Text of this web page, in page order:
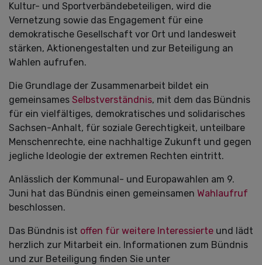
Kultur- und Sportverbändebeteiligen, wird die
Vernetzung sowie das Engagement für eine
demokratische Gesellschaft vor Ort und landesweit
stärken, Aktionengestalten und zur Beteiligung an
Wahlen aufrufen.
Die Grundlage der Zusammenarbeit bildet ein
gemeinsames Selbstverständnis, mit dem das Bündnis
für ein vielfältiges, demokratisches und solidarisches
Sachsen-Anhalt, für soziale Gerechtigkeit, unteilbare
Menschenrechte, eine nachhaltige Zukunft und gegen
jegliche Ideologie der extremen Rechten eintritt.
Anlässlich der Kommunal- und Europawahlen am 9.
Juni hat das Bündnis einen gemeinsamen Wahlaufruf
beschlossen.
Das Bündnis ist offen für weitere Interessierte und lädt
herzlich zur Mitarbeit ein. Informationen zum Bündnis
und zur Beteiligung finden Sie unter